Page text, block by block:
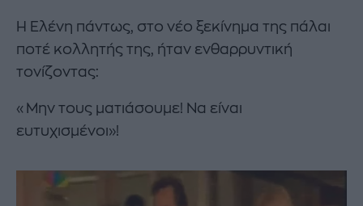
H Eλένη πάντως, στο νέο ξεκίνημα της πάλαι
ποτέ κολλητής της, ήταν ενθαρρυντική
τονίζοντας:
«Μην τους ματιάσουμε! Να είναι
ευτυχισμένοι»!